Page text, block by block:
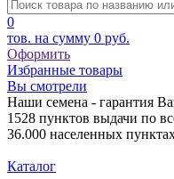
0
тов. на сумму 0 руб.
Оформить
Избранные товары
Вы смотрели
Наши семена - гарантия
1528 пунктов выдачи по
36.000 населенных
Каталог